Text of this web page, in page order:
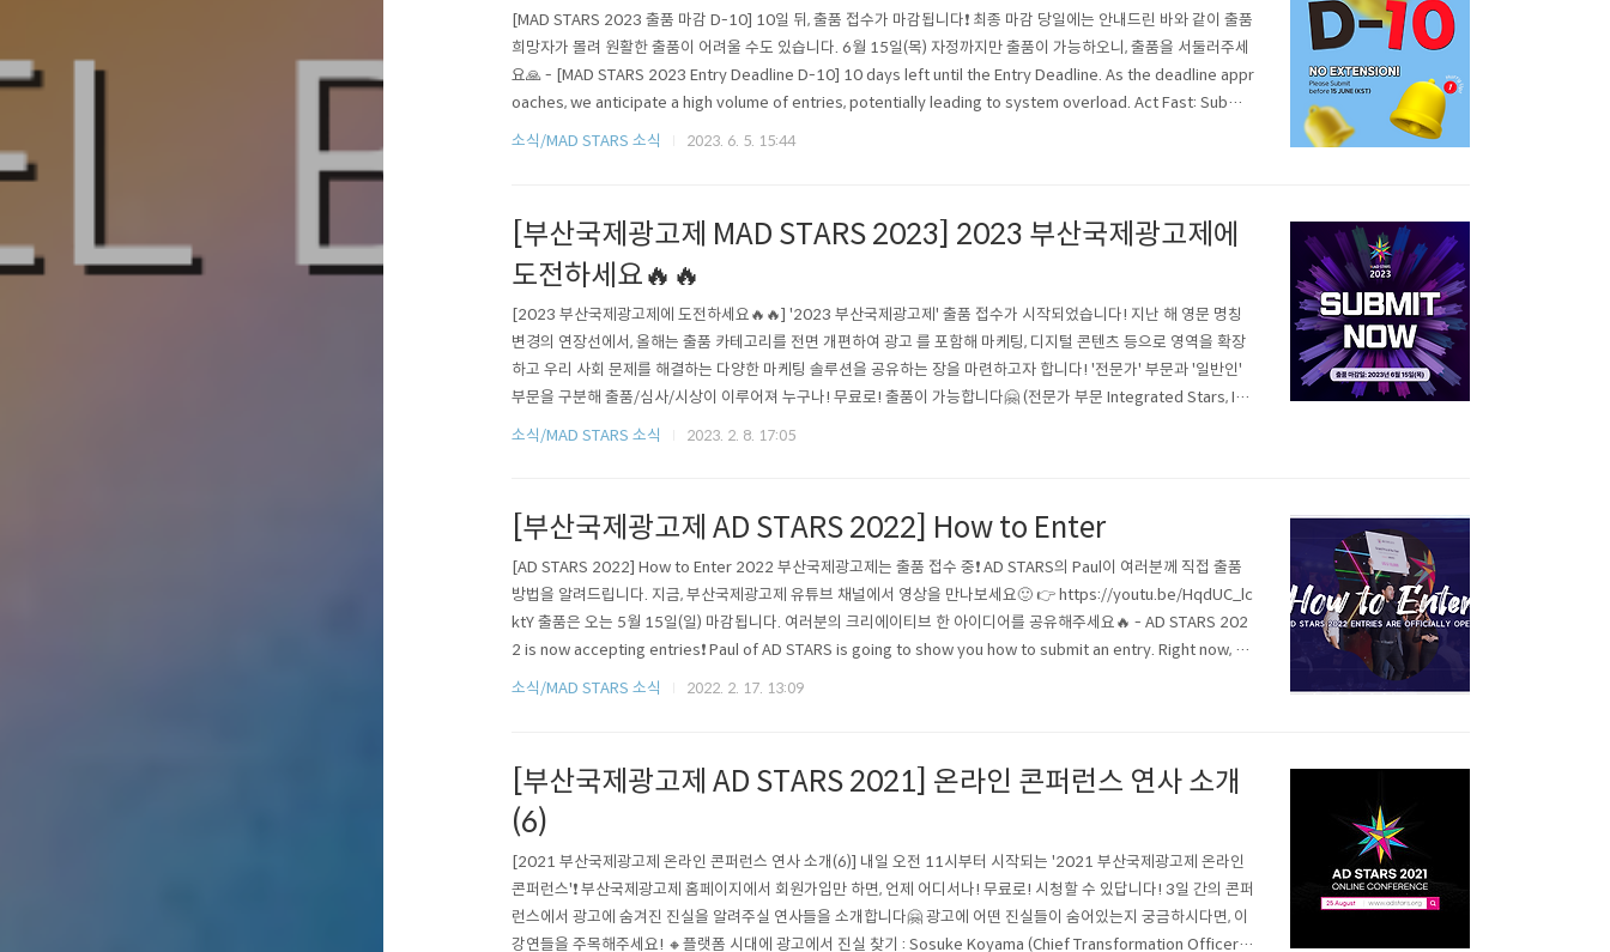
[MAD STARS 2023 출품 마감 D-10] 10일 뒤, 출품 접수가 마감됩니다❗ 최종 마감 당일에는 안내드린 바와 같이 출품
희망자가 몰려 원활한 출품이 어려울 수도 있습니다. 6월 15일(목) 자정까지만 출품이 가능하오니, 출품을 서둘러주세
요🙏 - [MAD STARS 2023 Entry Deadline D-10] 10 days left until the Entry Deadline. As the deadline appr
oaches, we anticipate a high volume of entries, potentially leading to system overload. Act Fast: Submit
Now, Closing on 15 June💥
소식/MAD STARS 소식 2023. 6. 5. 15:44
[부산국제광고제 MAD STARS 2023] 2023 부산국제광고제에
도전하세요🔥🔥
[2023 부산국제광고제에 도전하세요🔥🔥] '2023 부산국제광고제' 출품 접수가 시작되었습니다! 지난 해 영문 명칭
변경의 연장선에서, 올해는 출품 카테고리를 전면 개편하여 광고 를 포함해 마케팅, 디지털 콘텐츠 등으로 영역을 확장
하고 우리 사회 문제를 해결하는 다양한 마케팅 솔루션을 공유하는 장을 마련하고자 합니다! '전문가' 부문과 '일반인'
부문을 구분해 출품/심사/시상이 이루어져 누구나! 무료로! 출품이 가능합니다🤗 (전문가 부문 Integrated Stars, Inn
ovation Stars에 속한 22개의 카테고리 제외) 추가 연장은 없습니다❗ 오는 6월 15일(목)까지 늦지않게 '2023 부산국
소식/MAD STARS 소식 2023. 2. 8. 17:05
[부산국제광고제 AD STARS 2022] How to Enter
[AD STARS 2022] How to Enter 2022 부산국제광고제는 출품 접수 중❗ AD STARS의 Paul이 여러분께 직접 출품
방법을 알려드립니다. 지금, 부산국제광고제 유튜브 채널에서 영상을 만나보세요🙂 👉 https://youtu.be/HqdUC_lc
ktY 출품은 오는 5월 15일(일) 마감됩니다. 여러분의 크리에이티브 한 아이디어를 공유해주세요🔥 - AD STARS 202
2 is now accepting entries❗ Paul of AD STARS is going to show you how to submit an entry. Right now, w
atch the video on AD STARS YouTube channel. Entries close on the 15th of May..
소식/MAD STARS 소식 2022. 2. 17. 13:09
[부산국제광고제 AD STARS 2021] 온라인 콘퍼런스 연사 소개
(6)
[2021 부산국제광고제 온라인 콘퍼런스 연사 소개(6)] 내일 오전 11시부터 시작되는 '2021 부산국제광고제 온라인
콘퍼런스'❗ 부산국제광고제 홈페이지에서 회원가입만 하면, 언제 어디서나! 무료로! 시청할 수 있답니다! 3일 간의 콘퍼
런스에서 광고에 숨겨진 진실을 알려주실 연사들을 소개합니다🤗 광고에 어떤 진실들이 숨어있는지 궁금하시다면, 이
강연들을 주목해주세요! 🔸플랫폼 시대에 광고에서 진실 찾기 : Sosuke Koyama (Chief Transformation Officer, B